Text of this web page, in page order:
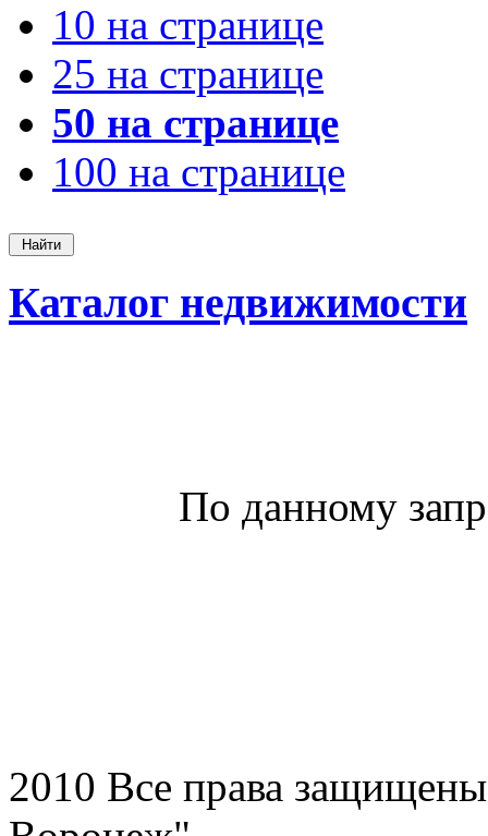
10 на странице
25 на странице
50 на странице
100 на странице
Каталог недвижимости
По данному
2010 Все права